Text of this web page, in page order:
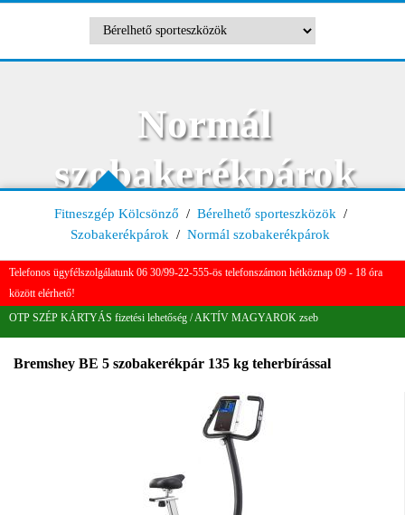
Normál
szobakerékpárok
Fitneszgép Kölcsönző / Bérelhető sporteszközök /
Szobakerékpárok / Normál szobakerékpárok
Telefonos ügyfélszolgálatunk 06 30/99-22-555-ös telefonszámon hétköznap 09 - 18 óra
között elérhető!
OTP SZÉP KÁRTYÁS fizetési lehetőség / AKTÍV MAGYAROK zseb
Bremshey BE 5 szobakerékpár 135 kg teherbírással